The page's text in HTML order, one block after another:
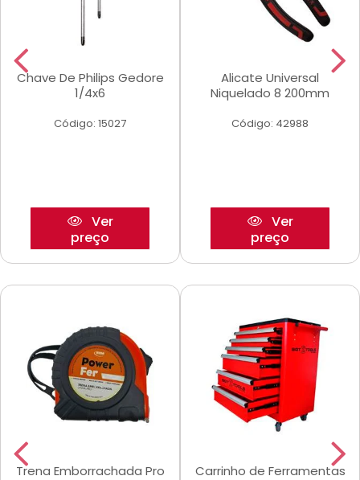
Chave De Philips Gedore
1/4x6
Código: 15027
Ver
preço
Alicate Universal
Niquelado 8 200mm
Código: 42988
Ver
preço
Trena Emborrachada Pro
Carrinho de Ferramentas